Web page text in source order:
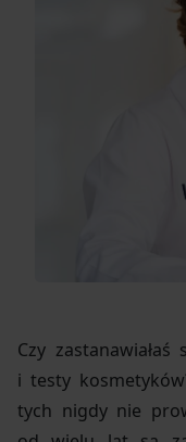
Czy
i testy
tych nigdy nie